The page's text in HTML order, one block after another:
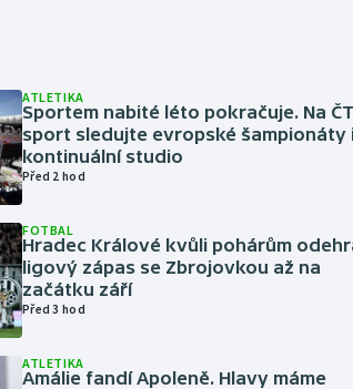
ATLETIKA
Sportem nabité léto pokračuje. Na ČT
sport sledujte evropské šampionáty
kontinuální studio
Před 2 hod
FOTBAL
Hradec Králové kvůli pohárům
ligový zápas se Zbrojovkou až na
začátku září
Před 3 hod
ATLETIKA
Amálie fandí Apoleně. Hlavy máme